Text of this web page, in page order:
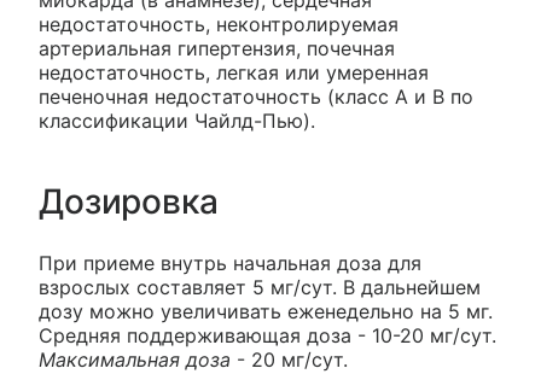
недостаточность, неконтролируемая
артериальная гипертензия, почечная
недостаточность, легкая или умеренная
печеночная недостаточность (класс А и В по
классификации Чайлд-Пью).
Дозировка
При приеме внутрь начальная доза для
взрослых составляет 5 мг/сут. В дальнейшем
дозу можно увеличивать еженедельно на 5 мг.
Средняя поддерживающая доза - 10-20 мг/сут.
Максимальная доза - 20 мг/сут.